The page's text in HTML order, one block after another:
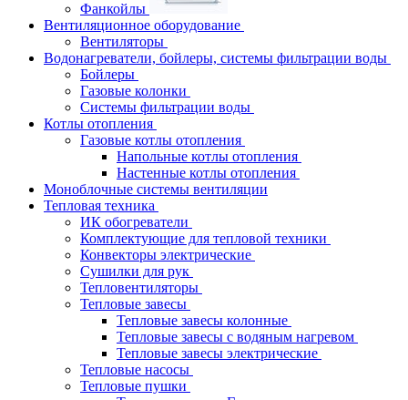
Фанкойлы
Вентиляционное оборудование
Вентиляторы
Водонагреватели, бойлеры, системы фильтрации воды
Бойлеры
Газовые колонки
Системы фильтрации воды
Котлы отопления
Газовые котлы отопления
Напольные котлы отопления
Настенные котлы отопления
Моноблочные системы вентиляции
Тепловая техника
ИК обогреватели
Комплектующие для тепловой техники
Конвекторы электрические
Сушилки для рук
Тепловентиляторы
Тепловые завесы
Тепловые завесы колонные
Тепловые завесы с водяным нагревом
Тепловые завесы электрические
Тепловые насосы
Тепловые пушки